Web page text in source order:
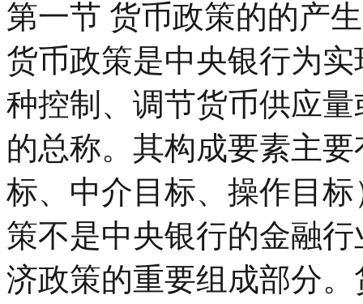
第一节 货币政策的的产生
货币政策是中央银行为
种控制、调节货币供应
的总称。其构成要素主
标、中介目标、操作目
策不是中央银行的金融
济政策的重要组成部分